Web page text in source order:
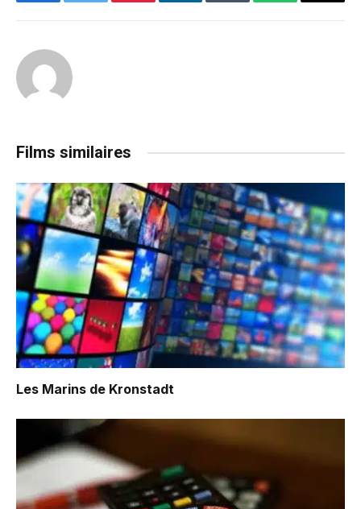
Films similaires
Les Marins de Kronstadt